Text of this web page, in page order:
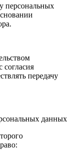
персональных
согласия
передачу
данных